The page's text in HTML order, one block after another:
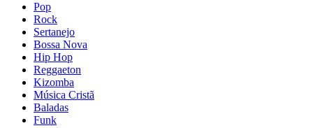
Pop
Rock
Sertanejo
Bossa Nova
Hip Hop
Reggaeton
Kizomba
Música Cristã
Baladas
Funk